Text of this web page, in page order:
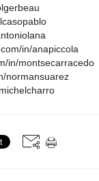
in/anapiccola
in/montsecarracedo
normansuarez